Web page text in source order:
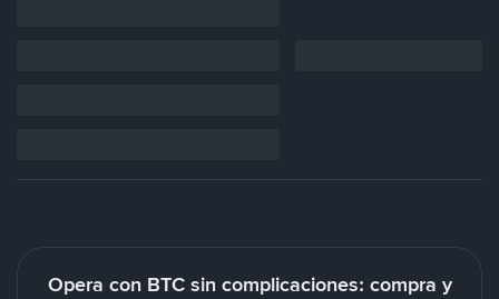
Opera con BTC sin complicaciones: compra y